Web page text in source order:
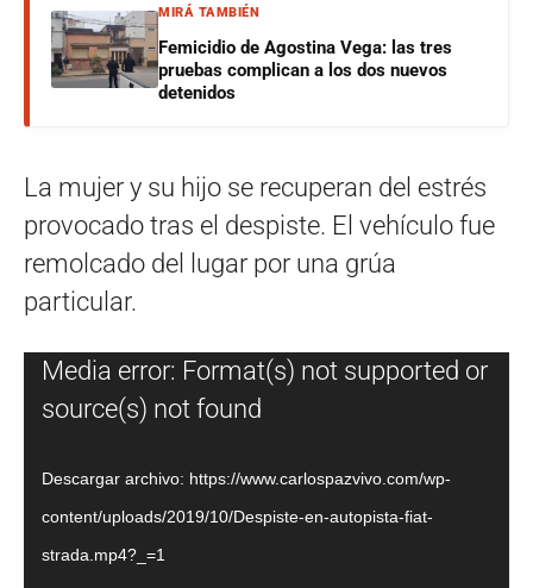
MIRÁ TAMBIÉN
Femicidio de Agostina Vega: las tres
pruebas complican a los dos nuevos
detenidos
La mujer y su hijo se recuperan del estrés
provocado tras el despiste. El vehículo fue
remolcado del lugar por una grúa
particular.
Reproductor
de
Media error: Format(s) not supported or
source(s) not found
Descargar archivo: https://www.carlospazvivo.com/wp-
content/uploads/2019/10/Despiste-en-autopista-fiat-
strada.mp4?_=1